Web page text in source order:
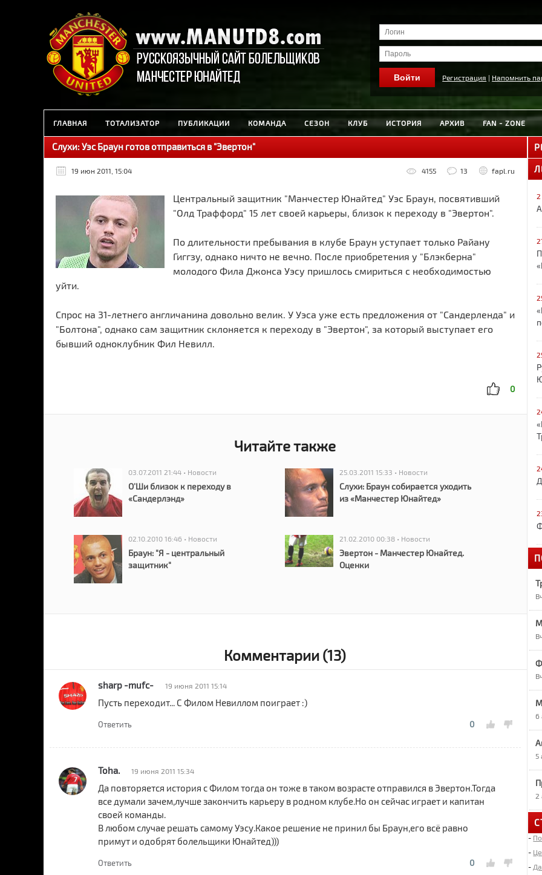
Регистрация | Напомнить
ГЛАВНАЯ ТОТАЛИЗАТОР ПУБЛИКАЦИИ КОМАНДА СЕЗОН КЛУБ ИСТОРИЯ АРХИВ FAN - ZONE
Слухи: Уэс Браун готов отправиться в "Эвертон"
19 июн 2011, 15:04 4155 13 fapl.ru
Центральный защитник "Манчестер Юнайтед" Уэс Браун, посвятивший
"Олд Траффорд" 15 лет своей карьеры, близок к переходу в "Эвертон".
По длительности пребывания в клубе Браун уступает только Райану
Гиггзу, однако ничто не вечно. После приобретения у "Блэкберна"
молодого Фила Джонса Уэсу пришлось смириться с необходимостью
уйти.
Спрос на 31-летнего англичанина довольно велик. У Уэса уже есть предложения от "Сандерленда" и
"Болтона", однако сам защитник склоняется к переходу в "Эвертон", за который выступает его
бывший одноклубник Фил Невилл.
0
Читайте также
03.07.2011 21:44 • Новости
О’Ши близок к переходу в
«Сандерлэнд»
25.03.2011 15:33 • Новости
Слухи: Браун собирается уходить
из «Манчестер Юнайтед»
02.10.2010 16:46 • Новости
Браун: "Я - центральный
защитник"
21.02.2010 00:38 • Новости
Эвертон - Манчестер Юнайтед.
Оценки
Комментарии (13)
sharp -mufc- 19 июня 2011 15:14
Пусть переходит... С Филом Невиллом поиграет :)
Ответить 0
Toha. 19 июня 2011 15:34
Да повторяется история с Филом тогда он тоже в таком возрасте отправился в Эвертон.Тогда
все думали зачем,лучше закончить карьеру в родном клубе.Но он сейчас играет и капитан
своей команды.
В любом случае решать самому Уэсу.Какое решение не принил бы Браун,его всё равно
примут и одобрят болельщики Юнайтед)))
Ответить 0
2
9
6
6
5
2
-
-
-